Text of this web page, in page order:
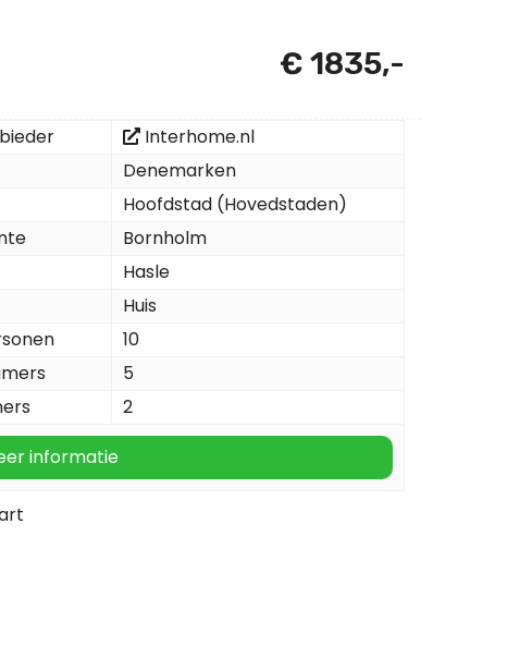
€ 1835,-
Interhome.nl
Denemarken
Hoofdstad (Hovedstaden)
Bornholm
Hasle
Huis
10
5
2
informatie